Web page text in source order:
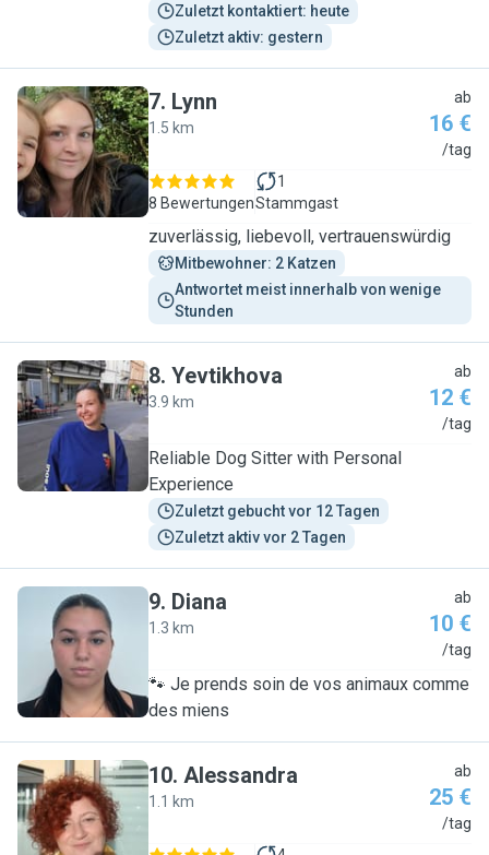
Zuletzt kontaktiert: heute
Zuletzt aktiv: gestern
L
7. Lynn
1.5 km
ab
16 €
/tag
8 Bewertungen
1
Stammgast
zuverlässig, liebevoll, vertrauenswürdig
Mitbewohner: 2 Katzen
Antwortet meist innerhalb von wenige
Stunden
Y
8. Yevtikhova
3.9 km
ab
12 €
/tag
Reliable Dog Sitter with Personal
Experience
Zuletzt gebucht vor 12 Tagen
Zuletzt aktiv vor 2 Tagen
D
9. Diana
1.3 km
ab
10 €
/tag
🐾 Je prends soin de vos animaux comme
des miens
A
10. Alessandra
1.1 km
ab
25 €
/tag